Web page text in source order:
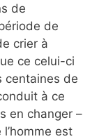
de
de
crier à
ce celui-ci
centaines de
à ce
en changer –
est